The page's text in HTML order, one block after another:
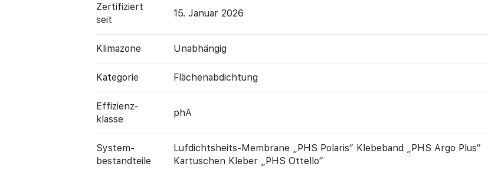
Zertifiziert
seit
15. Januar 2026
Klimazone Unabhängig
Kategorie Flächen­abdichtung
Effizienz­
klasse
phA
System­
bestandteile
Lufdichtsheits-Membrane „PHS Polaris“ Klebeband „PHS Argo Plus“
Kartuschen Kleber „PHS Ottello“